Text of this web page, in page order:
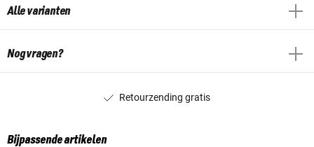
Alle varianten
Nog vragen?
Retourzending gratis
Bijpassende artikelen